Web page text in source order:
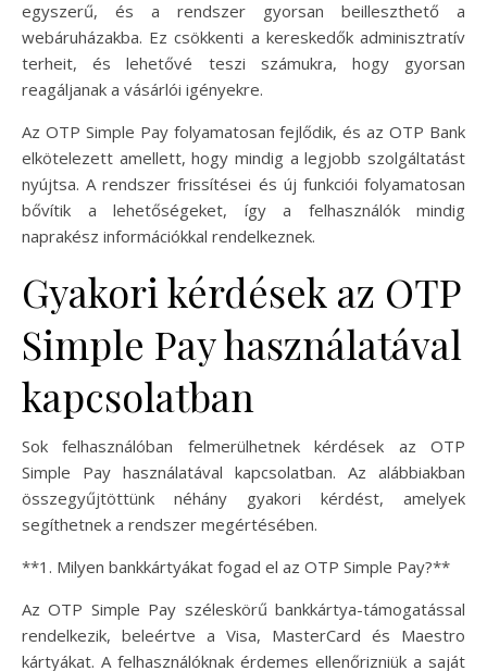
egyszerű, és a rendszer gyorsan beilleszthető a
webáruházakba. Ez csökkenti a kereskedők adminisztratív
terheit, és lehetővé teszi számukra, hogy gyorsan
reagáljanak a vásárlói igényekre.
Az OTP Simple Pay folyamatosan fejlődik, és az OTP Bank
elkötelezett amellett, hogy mindig a legjobb szolgáltatást
nyújtsa. A rendszer frissítései és új funkciói folyamatosan
bővítik a lehetőségeket, így a felhasználók mindig
naprakész információkkal rendelkeznek.
Gyakori kérdések az OTP
Simple Pay használatával
kapcsolatban
Sok felhasználóban felmerülhetnek kérdések az OTP
Simple Pay használatával kapcsolatban. Az alábbiakban
összegyűjtöttünk néhány gyakori kérdést, amelyek
segíthetnek a rendszer megértésében.
**1. Milyen bankkártyákat fogad el az OTP Simple Pay?**
Az OTP Simple Pay széleskörű bankkártya-támogatással
rendelkezik, beleértve a Visa, MasterCard és Maestro
kártyákat. A felhasználóknak érdemes ellenőrizniük a saját